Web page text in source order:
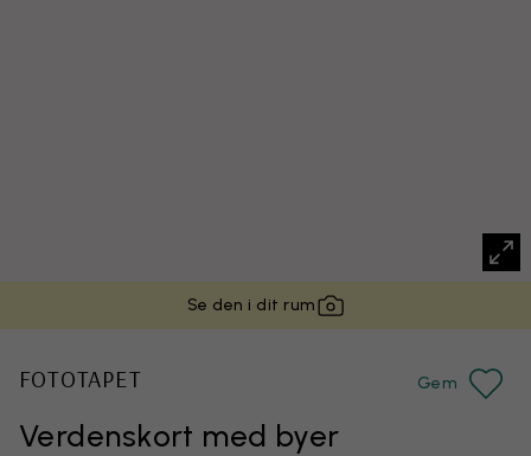
Se den i dit rum
Verdenskort med byer
FOTOTAPET Gem